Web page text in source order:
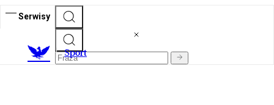
Serwisy
Sport